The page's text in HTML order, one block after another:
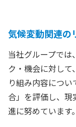
気候変動関連の
当社グループで
ク・機会に対し
り組み内容につ
合」を評価し、
進に努めています。